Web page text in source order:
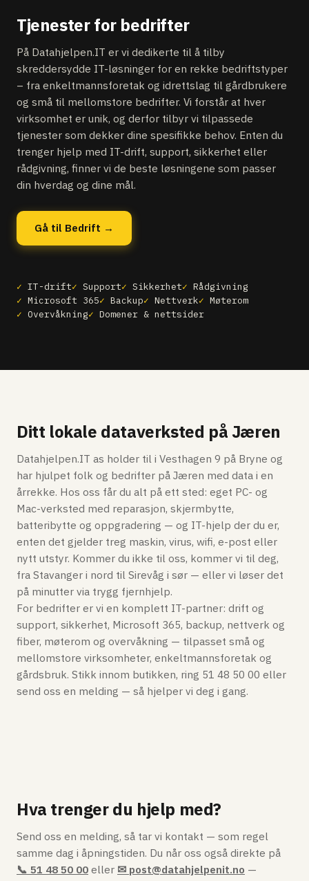
Tjenester for bedrifter
På Datahjelpen.IT er vi dedikerte til å tilby
skreddersydde IT-løsninger for en rekke bedriftstyper
– fra enkeltmannsforetak og idrettslag til gårdbrukere
og små til mellomstore bedrifter. Vi forstår at hver
virksomhet er unik, og derfor tilbyr vi tilpassede
tjenester som dekker dine spesifikke behov. Enten du
trenger hjelp med IT-drift, support, sikkerhet eller
rådgivning, finner vi de beste løsningene som passer
din hverdag og dine mål.
Gå til Bedrift →
IT-drift Support Sikkerhet
Rådgivning
Microsoft 365
Backup Nettverk
Møterom
Overvåkning
Domener & nettsider
Ditt lokale dataverksted på Jæren
Datahjelpen.IT as holder til i Vesthagen 9 på Bryne og
har hjulpet folk og bedrifter på Jæren med data i en
årrekke. Hos oss får du alt på ett sted: eget PC- og
Mac-verksted med reparasjon, skjermbytte,
batteribytte og oppgradering — og IT-hjelp der du er,
enten det gjelder treg maskin, virus, wifi, e-post eller
nytt utstyr. Kommer du ikke til oss, kommer vi til deg,
fra Stavanger i nord til Sirevåg i sør — eller vi løser det
på minutter via trygg fjernhjelp.
For bedrifter er vi en komplett IT-partner: drift og
support, sikkerhet, Microsoft 365, backup, nettverk og
fiber, møterom og overvåkning — tilpasset små og
mellomstore virksomheter, enkeltmannsforetak og
gårdsbruk. Stikk innom butikken, ring 51 48 50 00 eller
send oss en melding — så hjelper vi deg i gang.
Hva trenger du hjelp med?
Send oss en melding, så tar vi kontakt — som regel
samme dag i åpningstiden. Du når oss også direkte på
📞 51 48 50 00 eller ✉ post@datahjelpenit.no —